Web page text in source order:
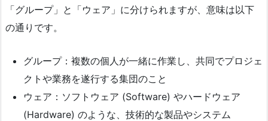
「グループ」と「ウェア」に分けられますが、意味は以下
の通りです。
グループ：複数の個人が一緒に作業し、共同でプロジェ
クトや業務を遂行する集団のこと
ウェア：ソフトウェア (Software) やハードウェア
(Hardware) のような、技術的な製品やシステム